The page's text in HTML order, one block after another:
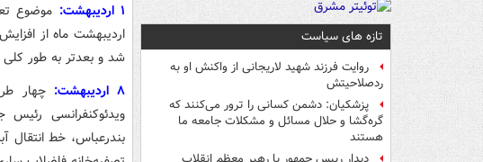
تازه های سیاست
روایت فرزند شهید لاریجانی از واکنش او به
ردصلاحیتش
پزشکیان: دشمن کسانی را ترور می‌کنند که
گره‌گشا و حلال مسائل و مشکلات جامعه ما
هستند
۱ اردیبهشت:
موضوع
شد و بعدتر به طور
۸ اردیبهشت:
ویدئوکنفرانسی
بندرعباس، خط انتقال